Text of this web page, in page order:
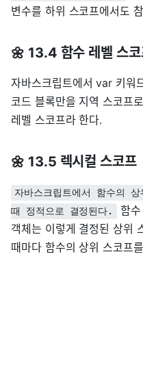
변수를 하위 스코프에서도
🌼 13.4 함수 레벨 스
자바스크립트에서 var 키워
코드 블록만을 지역 스코프
레벨 스코프라 한다.
🌼 13.5 렉시컬 스코프
자바스크립트에서 함수의
때 정적으로 결정된다.
함
객체는 이렇게 결정된 상위
때마다 함수의 상위 스코프